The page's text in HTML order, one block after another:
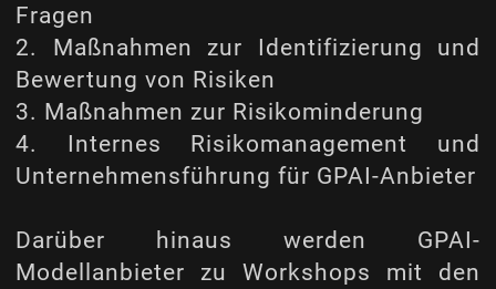
Fragen
2. Maßnahmen zur Identifizierung und
Bewertung von Risiken
3. Maßnahmen zur Risikominderung
4. Internes Risikomanagement und
Unternehmensführung für GPAI-Anbieter
Darüber hinaus werden GPAI-
Modellanbieter zu Workshops mit den